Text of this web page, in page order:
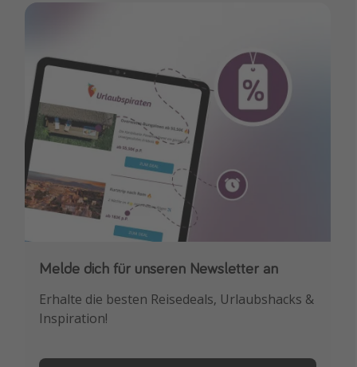
Bahnreisen in der Schweiz
Travel Know How
Silvesterreisen
Last Minute Urlaub Mallorca
Last Minute Urlaub Deutschland
Melde dich für unseren Newsletter an
Erhalte die besten Reisedeals, Urlaubshacks &
Inspiration!
Downloade unsere App
Buche die besten Reiseschnäppchen als
Erstes.